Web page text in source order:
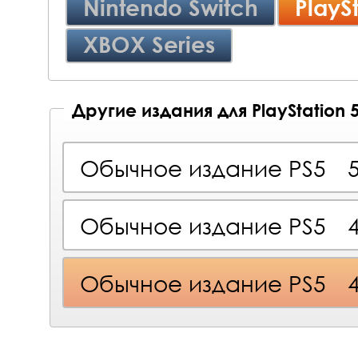
Nintendo Switch
XBOX Series
Другие издания для PlayStation
Обычное издание PS5
Обычное издание PS5
Обычное издание PS5